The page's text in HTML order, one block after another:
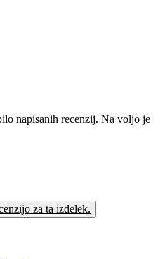
napisanih recenzij. Na voljo je
za ta izdelek.